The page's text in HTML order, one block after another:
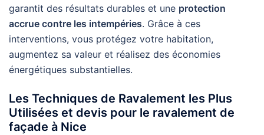
garantit des résultats durables et une protection
accrue contre les intempéries. Grâce à ces
interventions, vous protégez votre habitation,
augmentez sa valeur et réalisez des économies
énergétiques substantielles.
Les Techniques de Ravalement les Plus
Utilisées et devis pour le ravalement de
façade à Nice